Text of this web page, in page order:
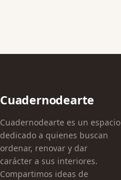
Cuadernodearte
Cuadernodearte es un espacio
dedicado a quienes buscan
ordenar, renovar y dar
carácter a sus interiores.
Compartimos ideas de